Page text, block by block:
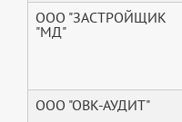
ООО "ЗАСТРОЙЩИК
"МД"
ООО "ОВК-АУДИТ"